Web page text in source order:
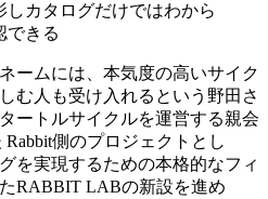
しカタログだけではわから
できる
ームには、本気度の高いサイク
む人も受け入れるという野田さ
ートルサイクルを運営する親会
側のプロジェクトとし
を実現するための本格的なフィ
RABBIT LABの新設を進め